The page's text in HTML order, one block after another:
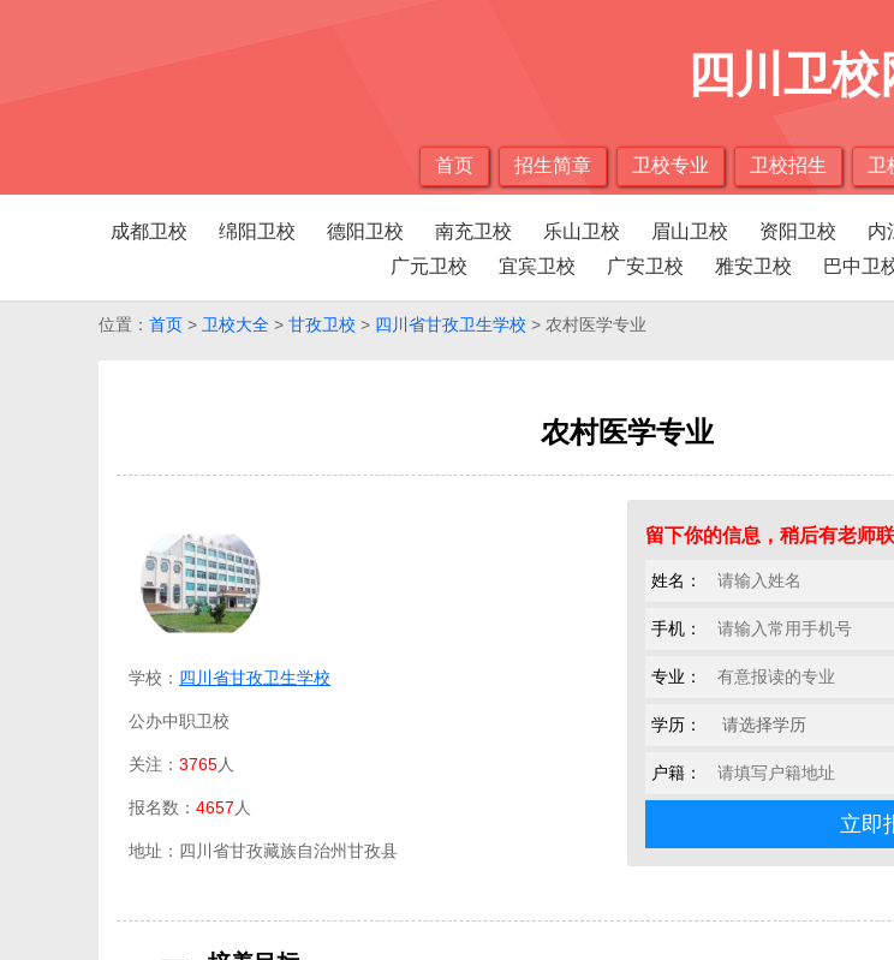
四川卫校
首页 招生简章 卫校专业 卫校招生 卫
成都卫校 绵阳卫校 德阳卫校 南充卫校 乐山卫校 眉山卫校 资阳卫校 内
广元卫校
宜宾卫校 广安卫校 雅安卫校 巴中卫
位置： 首页 > 卫校大全 > 甘孜卫校 > 四川省甘孜卫生学校 > 农村医学专业
农村医学专业
学校： 四川省甘孜卫生学校
公办中职卫校
关注： 3765人
报名数： 4657 人
地址：四川省甘孜藏族自治州甘孜县
留下你的信息，稍后有老师联
姓名：
手机：
专业：
学历：
户籍：